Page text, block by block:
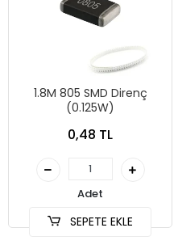
1.8M 805 SMD Direnç
(0.125W)
0,48 TL
Adet
SEPETE EKLE